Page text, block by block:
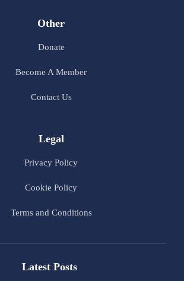
Other
Donate
Become A Member
Contact Us
Legal
Privacy Policy
Cookie Policy
Terms and Conditions
Latest Posts